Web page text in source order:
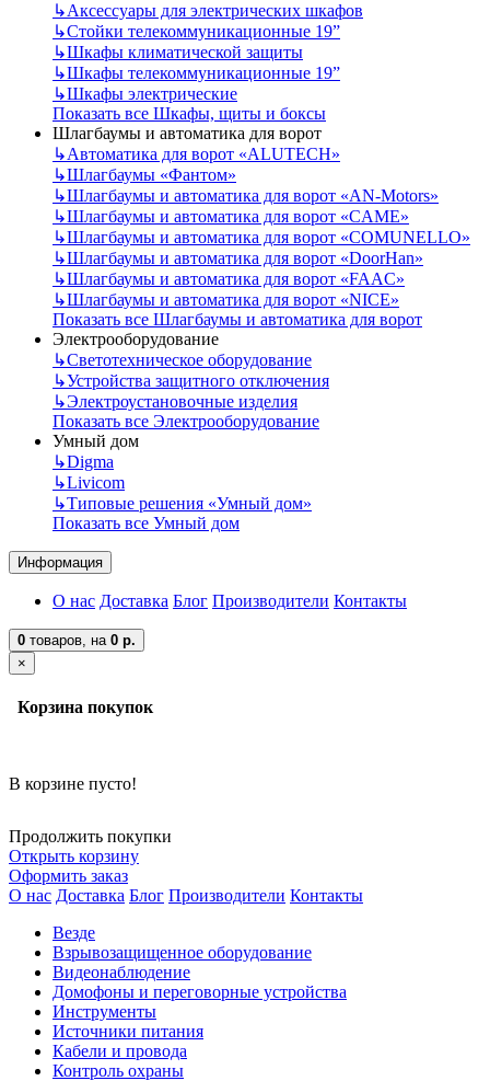
↳Аксессуары для электрических шкафов
↳Стойки телекоммуникационные 19”
↳Шкафы климатической защиты
↳Шкафы телекоммуникационные 19”
↳Шкафы электрические
Показать все Шкафы, щиты и боксы
Шлагбаумы и автоматика для ворот
↳Автоматика для ворот «ALUTECH»
↳Шлагбаумы «Фантом»
↳Шлагбаумы и автоматика для ворот «AN-Motors»
↳Шлагбаумы и автоматика для ворот «CAME»
↳Шлагбаумы и автоматика для ворот «COMUNELLO»
↳Шлагбаумы и автоматика для ворот «DoorHan»
↳Шлагбаумы и автоматика для ворот «FAAC»
↳Шлагбаумы и автоматика для ворот «NICE»
Показать все Шлагбаумы и автоматика для ворот
Электрооборудование
↳Светотехническое оборудование
↳Устройства защитного отключения
↳Электроустановочные изделия
Показать все Электрооборудование
Умный дом
↳Digma
↳Livicom
↳Типовые решения «Умный дом»
Показать все Умный дом
Информация
О нас Доставка Блог Производители Контакты
0 товаров, на 0 р.
×
Корзина покупок
В корзине пусто!
Продолжить покупки
Открыть корзину
Оформить заказ
О нас Доставка Блог Производители Контакты
Везде
Взрывозащищенное оборудование
Видеонаблюдение
Домофоны и переговорные устройства
Инструменты
Источники питания
Кабели и провода
Контроль охраны